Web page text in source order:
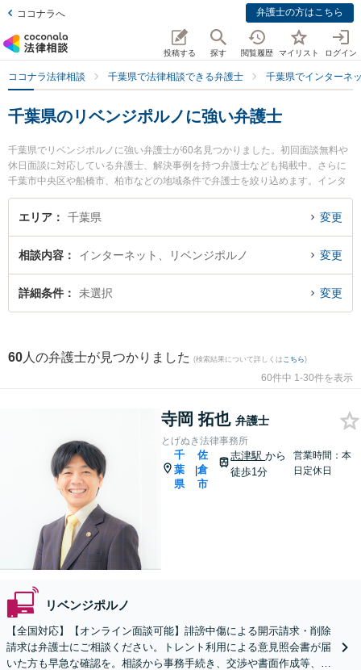
ココナラへ 弁護士の方はこちら
投稿する 探す 閲覧履歴 マイリスト ログイン
ココナラ法律相談 千葉県で法律相談できる弁護士 千葉県でインターネ
千葉県のリベンジポルノに強い弁護士
千葉県でリベンジポルノに強い弁護士が60名見つかりました。初回面談無料や
休日面談に対応している弁護士、解決事例を持つ弁護士なども掲載中。さらに
千葉市中央区や船橋市、柏市などの地域条件で弁護士を絞り込めます。インタ
ーネットに関係する誹謗中傷や名誉毀損、個人特定等の細かな分野での絞り込
み検索もでき便利です。特にとげぬき法律事務所の寺岡 拓也弁護士やSfil法律事
たリベンジポルノのトラブルを今すぐに弁護士に相談したい』『リベンジポル
ノのトラブル解決の実績豊富な近くの弁護士を検索したい』『初回相談無料で
リベンジポルノを法律相談できる千葉県内の弁護士に相談予約したい』などで
エリア 千葉県 変更
相談内容 インターネット、リベンジポルノ 変更
詳細条件 未選択 変更
60 人の弁護士が見つかりました (検索結果について詳しくは こちら)
60件中 1-30件を表示
寺岡 拓也 弁護士
とげぬき法律事務所
千
葉
県
|
佐
倉
市
志津駅から
徒歩1分
営業時間：本
日定休日
リベンジポルノ
【全国対応】【オンライン面談可能】誹謗中傷による開示請求・削除
請求は弁護士にご相談ください。トレント利用による意見照会書が届
いた方も早急な確認を。相談から事務手続き、交渉や書面作成等、全